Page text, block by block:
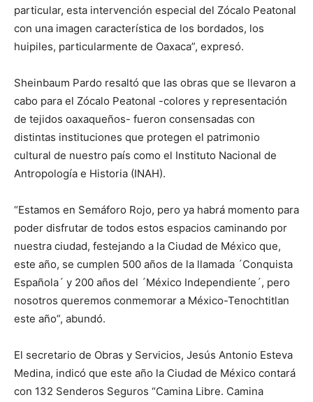
particular, esta intervención especial del Zócalo Peatonal
con una imagen característica de los bordados, los
huipiles, particularmente de Oaxaca”, expresó.
Sheinbaum Pardo resaltó que las obras que se llevaron a
cabo para el Zócalo Peatonal -colores y representación
de tejidos oaxaqueños- fueron consensadas con
distintas instituciones que protegen el patrimonio
cultural de nuestro país como el Instituto Nacional de
Antropología e Historia (INAH).
“Estamos en Semáforo Rojo, pero ya habrá momento para
poder disfrutar de todos estos espacios caminando por
nuestra ciudad, festejando a la Ciudad de México que,
este año, se cumplen 500 años de la llamada ´Conquista
Española´ y 200 años del ´México Independiente´, pero
nosotros queremos conmemorar a México-Tenochtitlan
este año”, abundó.
El secretario de Obras y Servicios, Jesús Antonio Esteva
Medina, indicó que este año la Ciudad de México contará
con 132 Senderos Seguros “Camina Libre. Camina